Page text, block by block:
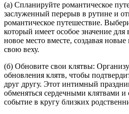
(a) Спланируйте романтическое
заслуженный перерыв в рутине и
романтическое путешествие.
который имеет особое значение для
новое место вместе, создавая
свою веху.
(б) Обновите свои клятвы:
обновления клятв, чтобы
друг другу. Этот интимный
обменяться сердечными клятвами и
событие в кругу близких